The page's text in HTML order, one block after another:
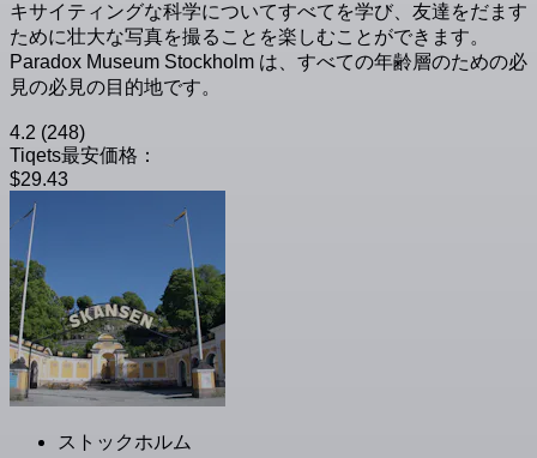
キサイティングな科学についてすべてを学び、友達をだます
ために壮大な写真を撮ることを楽しむことができます。
Paradox Museum Stockholm は、すべての年齢層のための必
見の必見の目的地です。
4.2 (248)
Tiqets最安価格：
$29.43
ストックホルム